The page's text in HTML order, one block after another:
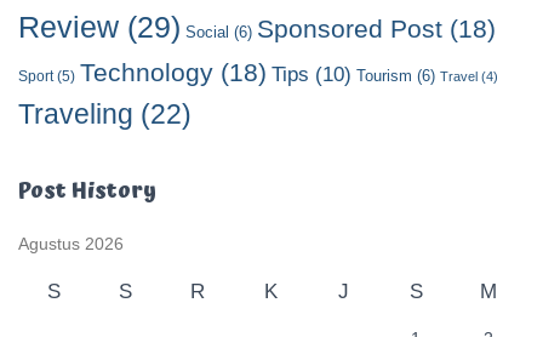
Review (29) Social (6) Sponsored Post (18)
Sport(5) Technology (18) Tips (10) Tourism (6) Travel (4)
Traveling (22)
Post History
Agustus 2026
S S R K J S M